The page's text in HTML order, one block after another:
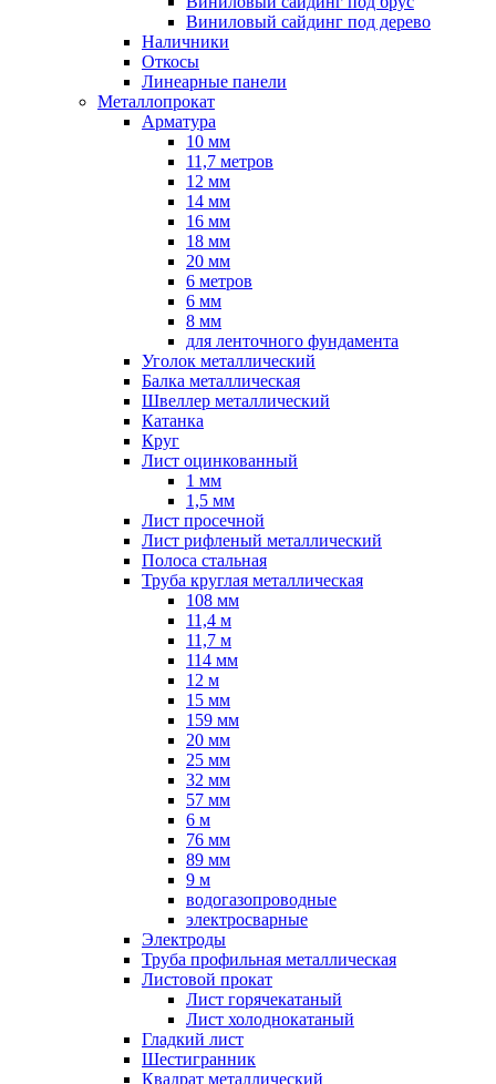
Виниловый сайдинг под дерево
Наличники
Откосы
Линеарные панели
Металлопрокат
Арматура
10 мм
11,7 метров
12 мм
14 мм
16 мм
18 мм
20 мм
6 метров
6 мм
8 мм
для ленточного фундамента
Уголок металлический
Балка металлическая
Швеллер металлический
Катанка
Круг
Лист оцинкованный
1 мм
1,5 мм
Лист просечной
Лист рифленый металлический
Полоса стальная
Труба круглая металлическая
108 мм
11,4 м
11,7 м
114 мм
12 м
15 мм
159 мм
20 мм
25 мм
32 мм
57 мм
6 м
76 мм
89 мм
9 м
водогазопроводные
электросварные
Электроды
Труба профильная металлическая
Листовой прокат
Лист горячекатаный
Лист холоднокатаный
Гладкий лист
Шестигранник
Квадрат металлический